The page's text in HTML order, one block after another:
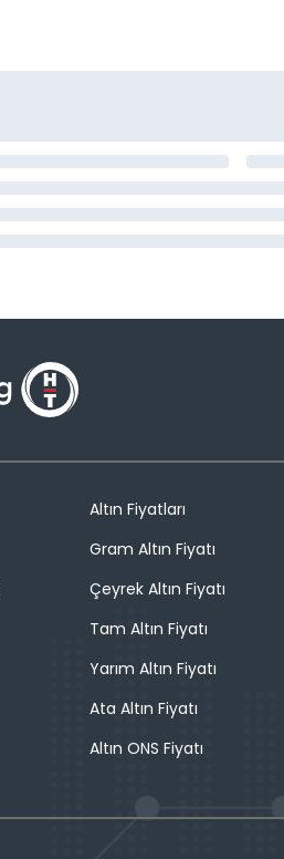
Altın Fiyatları
Gram Altın Fiyatı
Çeyrek Altın Fiyatı
Tam Altın Fiyatı
Yarım Altın Fiyatı
Ata Altın Fiyatı
Altın ONS Fiyatı